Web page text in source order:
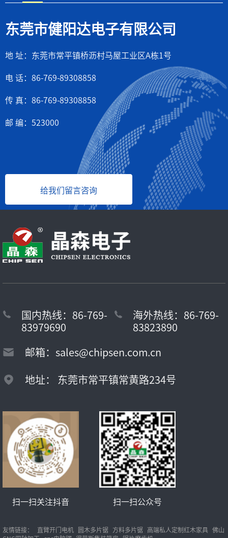
东莞市健阳达电子有限公司
地 址：东莞市常平镇桥沥村马屋工业区A栋1号
电 话：86-769-89308858
传 真：86-769-89308858
邮 编：523000
给我们留言咨询
国内热线：86-769-
83979690
海外热线：86-769-
83823890
邮箱：sales@chipsen.com.cn
地址： 东莞市常平镇常黄路234号
扫一扫关注抖音 扫一扫公众号
友情链接： 直臂开门电机 圆木多片锯 方料多片锯 高端私人定制红木家具 佛山